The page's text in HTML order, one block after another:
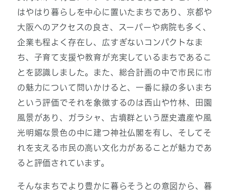
はやはり暮らしを中心に置いたまちであり、京都や
大阪へのアクセスの良さ、スーパーや病院も多く、
企業も程よく存在し、広すぎないコンパクトなま
ち、子育て支援や教育が充実しているまちであるこ
とを認識しました。また、総合計画の中で市民に市
の魅力について問いかけると、一番に緑の多いまち
という評価でそれを象徴するのは西山や竹林、田園
風景があり、ガラシャ、古墳群という歴史遺産や風
光明媚な景色の中に建つ神社仏閣を有し、そしてそ
れを支える市民の高い文化力があることが魅力であ
ると評価されています。
そんなまちでより豊かに暮らそうとの意図から、暮